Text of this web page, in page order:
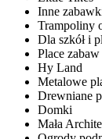
Inne
Trampoliny
Dla szkół i
Place zabaw
Hy Land
Metalowe
Drewniane
Domki
Mała